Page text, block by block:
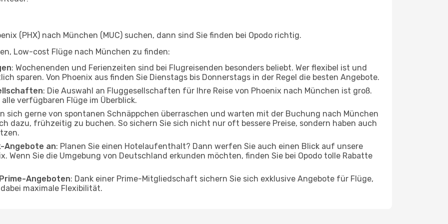
(PHX) nach München (MUC) suchen, dann sind Sie finden bei Opodo richtig.
Low-cost Flüge nach München zu finden:
: Wochenenden und Ferienzeiten sind bei Flugreisenden besonders beliebt. Wer flexibel ist und
sparen. Von Phoenix aus finden Sie Dienstags bis Donnerstags in der Regel die besten Angebote.
: Die Auswahl an Fluggesellschaften für Ihre Reise von Phoenix nach München ist groß.
verfügbaren Flüge im Überblick.
sich gerne von spontanen Schnäppchen überraschen und warten mit der Buchung nach München
dazu, frühzeitig zu buchen. So sichern Sie sich nicht nur oft bessere Preise, sondern haben auch
Angebote an: Planen Sie einen Hotelaufenthalt? Dann werfen Sie auch einen Blick auf unsere
Wenn Sie die Umgebung von Deutschland erkunden möchten, finden Sie bei Opodo tolle Rabatte
Angeboten: Dank einer Prime-Mitgliedschaft sichern Sie sich exklusive Angebote für Flüge,
maximale Flexibilität.